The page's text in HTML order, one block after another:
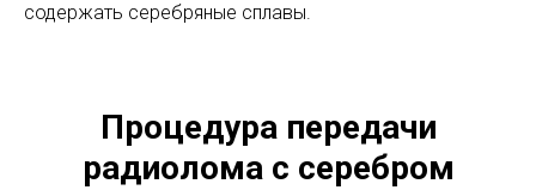
содержать серебряные сплавы.
Процедура передачи
радиолома с серебром